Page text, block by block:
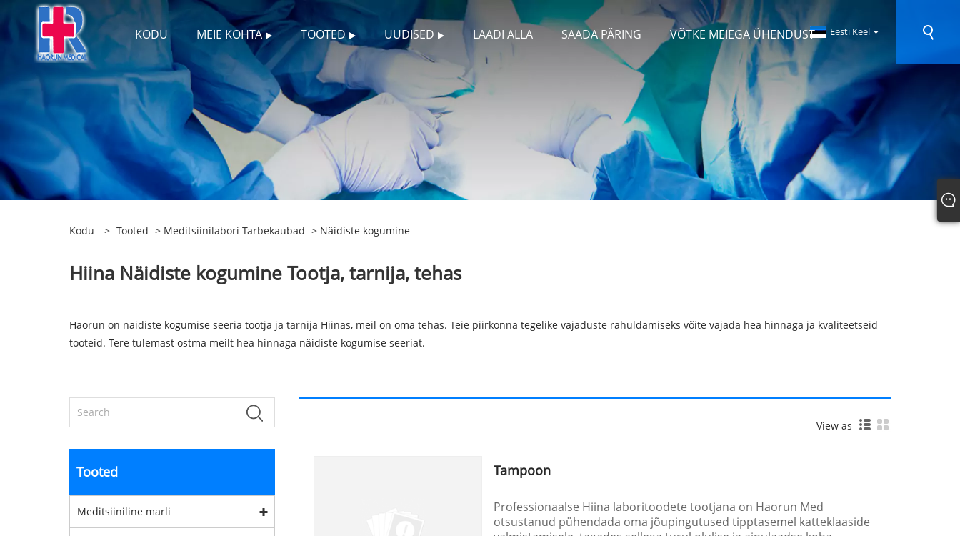
KODU MEIE KOHTA TOOTED UUDISED LAADI ALLA SAADA PÄRING VÕTKE MEIEGA ÜHENDUST Eesti Keel
Kodu > Tooted > Meditsiinilabori Tarbekaubad > Näidiste kogumine
Hiina Näidiste kogumine Tootja, tarnija, tehas
Haorun on näidiste kogumise seeria tootja ja tarnija Hiinas, meil on oma tehas. Teie piirkonna tegelike vajaduste rahuldamiseks võite vajada hea hinnaga ja kvaliteetseid
tooteid. Tere tulemast ostma meilt hea hinnaga näidiste kogumise seeriat.
Tooted
Meditsiiniline marli
View as
Tampoon
Professionaalse Hiina laboritoodete tootjana on Haorun Med
otsustanud pühendada oma jõupingutused tipptasemel katteklaaside